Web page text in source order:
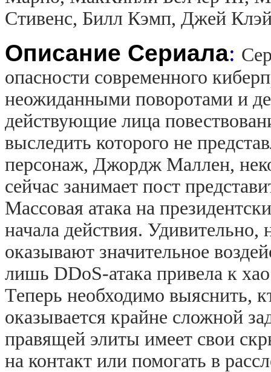
Стивенс, Билл Кэмп, Джей
Описание Сериала:
опасности современного
неожиданными поворотами и
действующие лица
выследить которого не
персонаж, Джордж Маллен,
сейчас занимает пост
Массовая атака на
начала действия. Удивительно,
оказывают значительное
лишь DDoS-атака привела к
Теперь необходимо выяснить,
оказывается крайне сложной
правящей элиты имеет свои
на контакт или помогать в